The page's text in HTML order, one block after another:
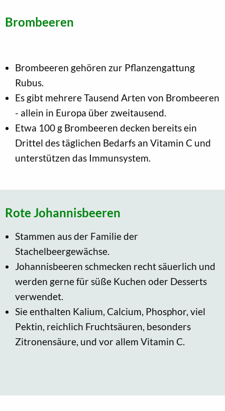
Brombeeren
Brombeeren gehören zur Pflanzengattung
Rubus.
Es gibt mehrere Tausend Arten von Brombeeren
- allein in Europa über zweitausend.
Etwa 100 g Brombeeren decken bereits ein
Drittel des täglichen Bedarfs an Vitamin C und
unterstützen das Immunsystem.
Rote Johannisbeeren
Stammen aus der Familie der
Stachelbeergewächse.
Johannisbeeren schmecken recht säuerlich und
werden gerne für süße Kuchen oder Desserts
verwendet.
Sie enthalten Kalium, Calcium, Phosphor, viel
Pektin, reichlich Fruchtsäuren, besonders
Zitronensäure, und vor allem Vitamin C.